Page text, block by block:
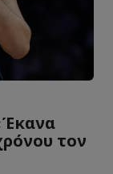
τον